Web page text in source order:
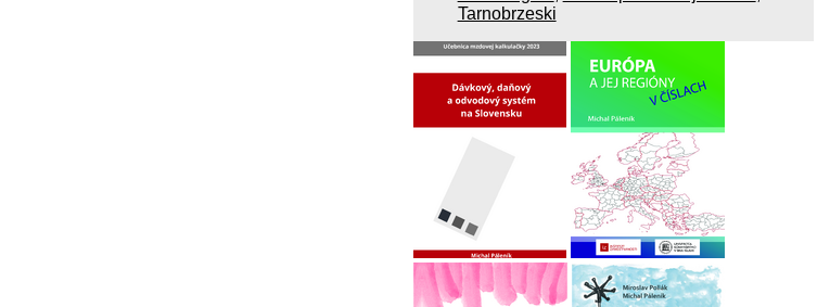
Tarnobrzeski